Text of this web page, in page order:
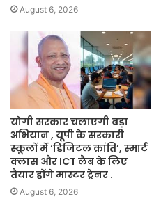
August 6, 2026
योगी सरकार चलाएगी बड़ा
अभियान , यूपी के सरकारी
स्कूलों में ‘डिजिटल क्रांति’, स्मार्ट
क्लास और ICT लैब के लिए
तैयार होंगे मास्टर ट्रेनर .
August 6, 2026